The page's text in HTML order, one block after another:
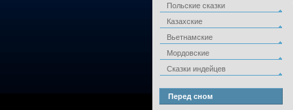
Польские сказки
Казахские
Вьетнамские
Мордовские
Сказки индейцев
Перед сном